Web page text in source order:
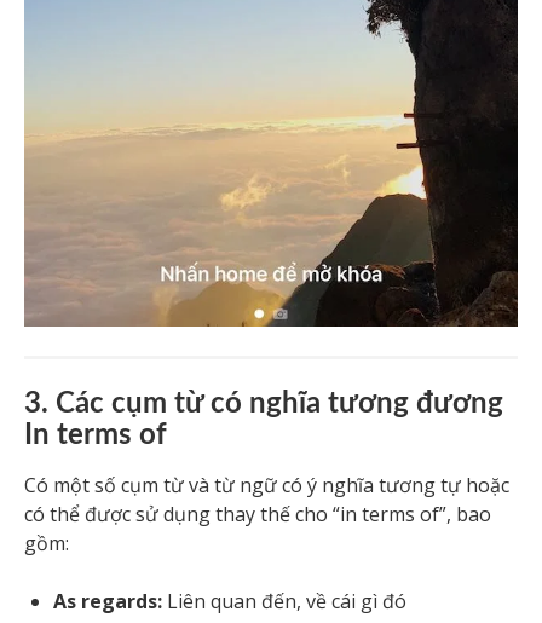
3. Các cụm từ có nghĩa tương đương
In terms of
Có một số cụm từ và từ ngữ có ý nghĩa tương tự hoặc
có thể được sử dụng thay thế cho “in terms of”, bao
gồm:
As regards: Liên quan đến, về cái gì đó